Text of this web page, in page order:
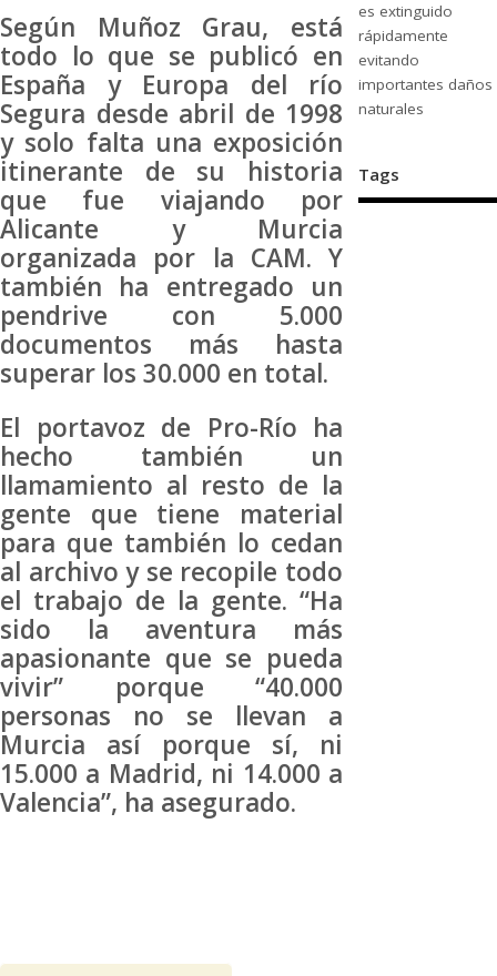
Según Muñoz Grau, está
todo lo que se publicó en
España y Europa del río
Segura desde abril de 1998
y solo falta una exposición
itinerante de su historia
que fue viajando por
Alicante y Murcia
organizada por la CAM. Y
también ha entregado un
pendrive con 5.000
documentos más hasta
superar los 30.000 en total.
El portavoz de Pro-Río ha
hecho también un
llamamiento al resto de la
gente que tiene material
para que también lo cedan
al archivo y se recopile todo
el trabajo de la gente. “Ha
sido la aventura más
apasionante que se pueda
vivir” porque “40.000
personas no se llevan a
Murcia así porque sí, ni
15.000 a Madrid, ni 14.000 a
Valencia”, ha asegurado.
es extinguido
rápidamente
evitando
importantes daños
naturales
Tags